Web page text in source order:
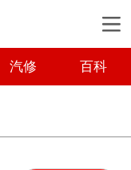
汽修 百科